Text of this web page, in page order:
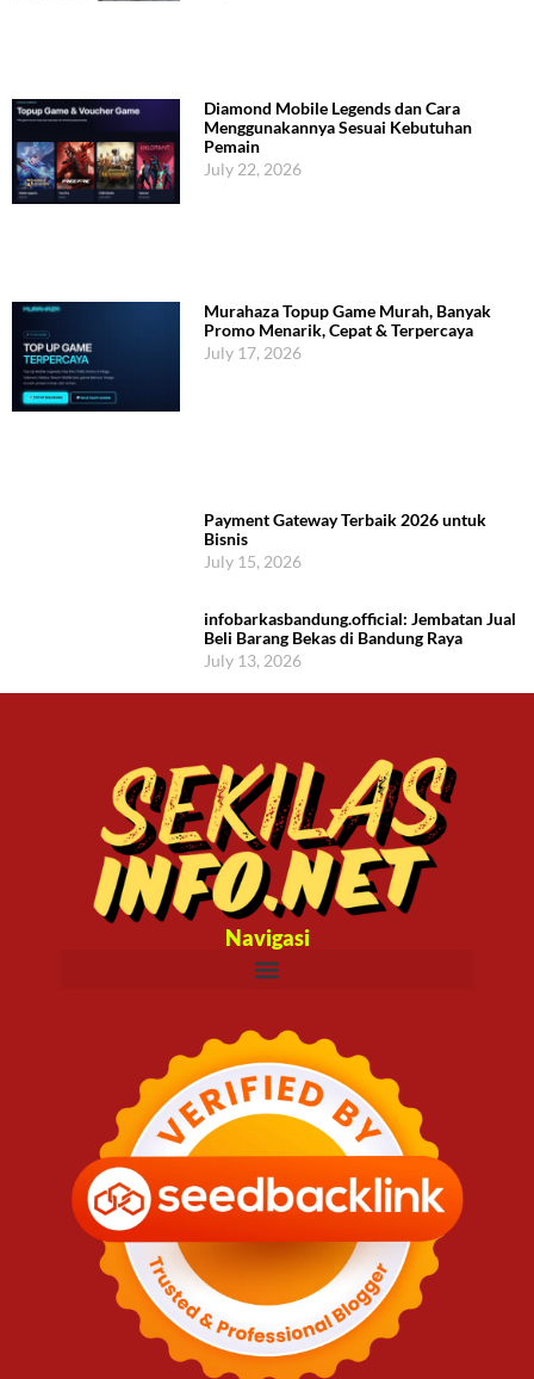
Diamond Mobile Legends dan Cara
Menggunakannya Sesuai Kebutuhan
Pemain
July 22, 2026
Murahaza Topup Game Murah, Banyak
Promo Menarik, Cepat & Terpercaya
July 17, 2026
Payment Gateway Terbaik 2026 untuk
Bisnis
July 15, 2026
infobarkasbandung.official: Jembatan Jual
Beli Barang Bekas di Bandung Raya
July 13, 2026
Navigasi